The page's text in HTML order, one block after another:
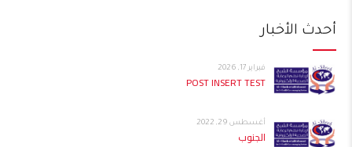
أحدث الأخبار
فبراير 17, 2026
POST INSERT TEST
أغسطس 29, 2022
الجنوب